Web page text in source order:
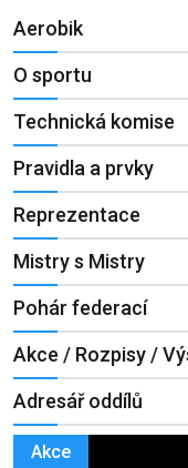
Aerobik
O sportu
Technická komise
Pravidla a prvky
Reprezentace
Mistry s Mistry
Pohár federací
Akce / Rozpisy /
Adresář oddílů
Akce